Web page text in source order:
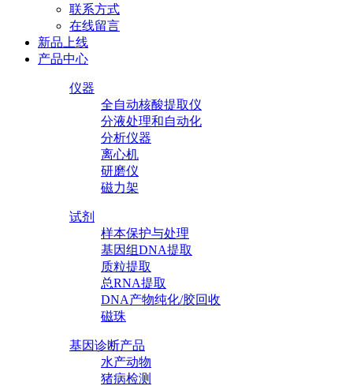
联系方式
在线留言
新品上线
产品中心
仪器
全自动核酸提取仪
分液处理和自动化
分析仪器
离心机
研磨仪
磁力架
试剂
样本保护与处理
基因组DNA提取
质粒提取
总RNA提取
DNA产物纯化/胶回收
磁珠
基因诊断产品
水产动物
猪病检测